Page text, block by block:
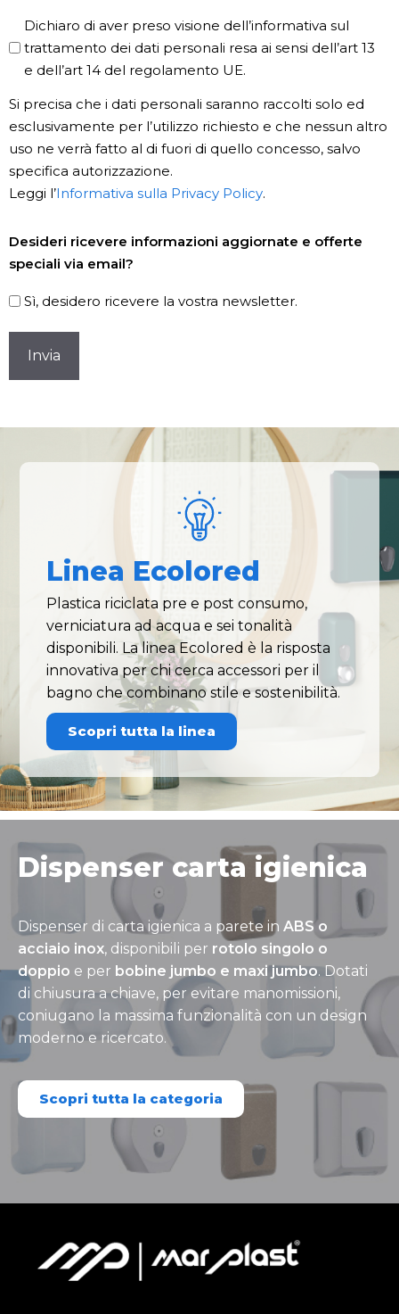
Privacy
Policy
Dichiaro di aver preso visione dell’informativa sul
trattamento dei dati personali resa ai sensi dell’art 13
e dell’art 14 del regolamento UE.
Si precisa che i dati personali saranno raccolti solo ed
esclusivamente per l’utilizzo richiesto e che nessun altro
uso ne verrà fatto al di fuori di quello concesso, salvo
specifica autorizzazione.
Leggi l’Informativa sulla Privacy Policy.
Desideri ricevere informazioni aggiornate e offerte
speciali via email?
Sì, desidero ricevere la vostra newsletter.
CAPTCHA
Linea Ecolored
Plastica riciclata pre e post consumo,
verniciatura ad acqua e sei tonalità
disponibili. La linea Ecolored è la risposta
innovativa per chi cerca accessori per il
bagno che combinano stile e sostenibilità.
Scopri tutta la linea
Dispenser carta igienica
Dispenser di carta igienica a parete in ABS o
acciaio inox, disponibili per rotolo singolo o
doppio e per bobine jumbo e maxi jumbo. Dotati
di chiusura a chiave, per evitare manomissioni,
coniugano la massima funzionalità con un design
moderno e ricercato.
Scopri tutta la categoria